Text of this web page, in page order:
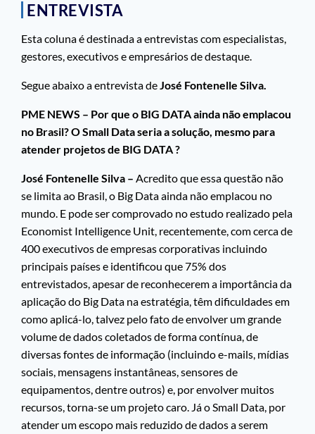
ENTREVISTA
Esta coluna é destinada a entrevistas com especialistas,
gestores, executivos e empresários de destaque.
Segue abaixo a entrevista de José Fontenelle Silva.
PME NEWS – Por que o BIG DATA ainda não emplacou
no Brasil? O Small Data seria a solução, mesmo para
atender projetos de BIG DATA ?
José Fontenelle Silva – Acredito que essa questão não
se limita ao Brasil, o Big Data ainda não emplacou no
mundo. E pode ser comprovado no estudo realizado pela
Economist Intelligence Unit, recentemente, com cerca de
400 executivos de empresas corporativas incluindo
principais países e identificou que 75% dos
entrevistados, apesar de reconhecerem a importância da
aplicação do Big Data na estratégia, têm dificuldades em
como aplicá-lo, talvez pelo fato de envolver um grande
volume de dados coletados de forma contínua, de
diversas fontes de informação (incluindo e-mails, mídias
sociais, mensagens instantâneas, sensores de
equipamentos, dentre outros) e, por envolver muitos
recursos, torna-se um projeto caro. Já o Small Data, por
atender um escopo mais reduzido de dados a serem